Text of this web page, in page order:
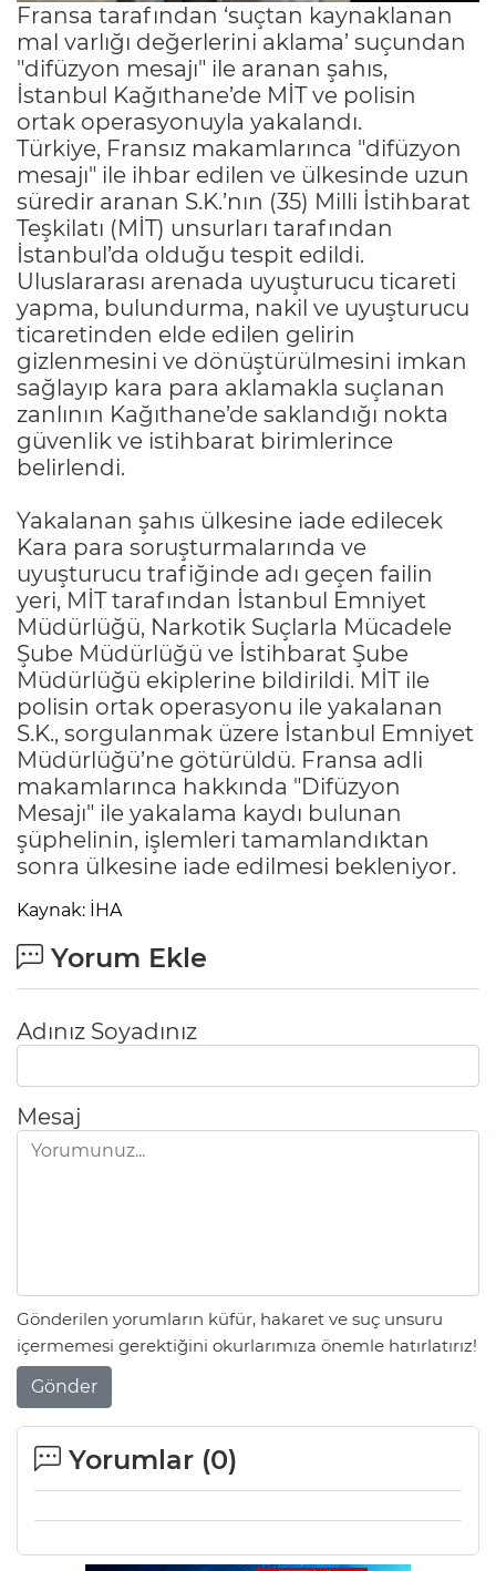
Fransa tarafından ‘suçtan kaynaklanan
mal varlığı değerlerini aklama’ suçundan
"difüzyon mesajı" ile aranan şahıs,
İstanbul Kağıthane’de MİT ve polisin
ortak operasyonuyla yakalandı.
Türkiye, Fransız makamlarınca "difüzyon
mesajı" ile ihbar edilen ve ülkesinde uzun
süredir aranan S.K.’nın (35) Milli İstihbarat
Teşkilatı (MİT) unsurları tarafından
İstanbul’da olduğu tespit edildi.
Uluslararası arenada uyuşturucu ticareti
yapma, bulundurma, nakil ve uyuşturucu
ticaretinden elde edilen gelirin
gizlenmesini ve dönüştürülmesini imkan
sağlayıp kara para aklamakla suçlanan
zanlının Kağıthane’de saklandığı nokta
güvenlik ve istihbarat birimlerince
belirlendi.
Yakalanan şahıs ülkesine iade edilecek
Kara para soruşturmalarında ve
uyuşturucu trafiğinde adı geçen failin
yeri, MİT tarafından İstanbul Emniyet
Müdürlüğü, Narkotik Suçlarla Mücadele
Şube Müdürlüğü ve İstihbarat Şube
Müdürlüğü ekiplerine bildirildi. MİT ile
polisin ortak operasyonu ile yakalanan
S.K., sorgulanmak üzere İstanbul Emniyet
Müdürlüğü’ne götürüldü. Fransa adli
makamlarınca hakkında "Difüzyon
Mesajı" ile yakalama kaydı bulunan
şüphelinin, işlemleri tamamlandıktan
sonra ülkesine iade edilmesi bekleniyor.
Kaynak: İHA
Yorum Ekle
Adınız Soyadınız
Mesaj
Gönderilen yorumların küfür, hakaret ve suç unsuru
içermemesi gerektiğini okurlarımıza önemle hatırlatırız!
Gönder
Yorumlar (0)